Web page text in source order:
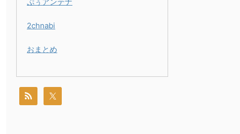
2chnabi
おまとめ